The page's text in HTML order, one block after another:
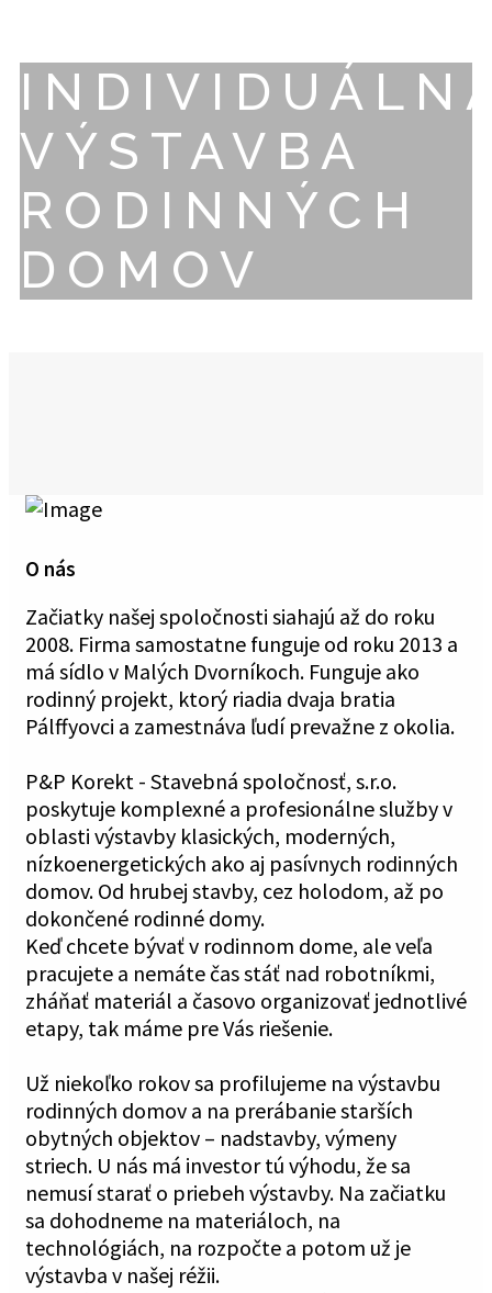
VÝSTAVBA
RODINNÝCH
DOMOV
O nás
Začiatky našej spoločnosti siahajú až do roku
2008. Firma samostatne funguje od roku 2013 a
má sídlo v Malých Dvorníkoch. Funguje ako
rodinný projekt, ktorý riadia dvaja bratia
Pálffyovci a zamestnáva ľudí prevažne z okolia.
P&P Korekt - Stavebná spoločnosť, s.r.o.
poskytuje komplexné a profesionálne služby v
oblasti výstavby klasických, moderných,
nízkoenergetických ako aj pasívnych rodinných
domov. Od hrubej stavby, cez holodom, až po
dokončené rodinné domy.
Keď chcete bývať v rodinnom dome, ale veľa
pracujete a nemáte čas stáť nad robotníkmi,
zháňať materiál a časovo organizovať jednotlivé
etapy, tak máme pre Vás riešenie.
Už niekoľko rokov sa profilujeme na výstavbu
rodinných domov a na prerábanie starších
obytných objektov – nadstavby, výmeny
striech. U nás má investor tú výhodu, že sa
nemusí starať o priebeh výstavby. Na začiatku
sa dohodneme na materiáloch, na
technológiách, na rozpočte a potom už je
výstavba v našej réžii.